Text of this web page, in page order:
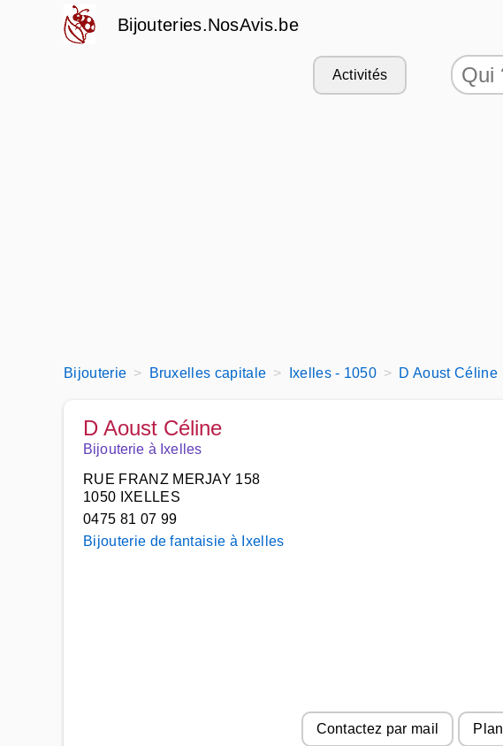
Bijouteries.NosAvis.be
Activités
Bijouterie Bruxelles capitale Ixelles - 1050 D Aoust Céline
D Aoust Céline
Bijouterie à Ixelles
RUE FRANZ MERJAY 158
1050 IXELLES
0475 81 07 99
Bijouterie de fantaisie à Ixelles
Contactez par mail Plan